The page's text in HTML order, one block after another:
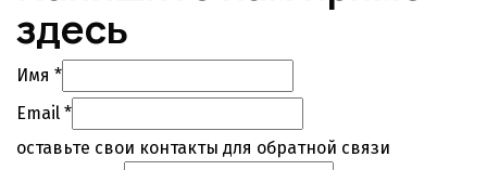
здесь
Имя *
Email *
оставьте свои контакты для обратной связи